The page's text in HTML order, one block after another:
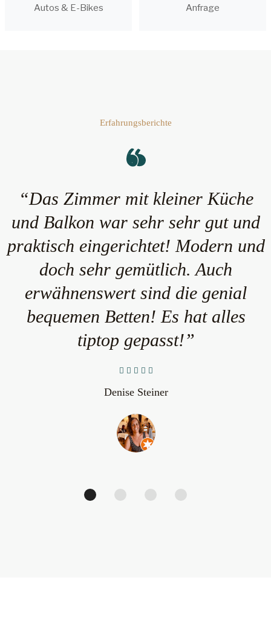
Autos & E-Bikes Anfrage
Erfahrungsberichte
“Das Zimmer mit kleiner Küche
und Balkon war sehr sehr gut und
praktisch eingerichtet! Modern und
doch sehr gemütlich. Auch
erwähnenswert sind die genial
bequemen Betten! Es hat alles
tiptop gepasst!”
Denise Steiner